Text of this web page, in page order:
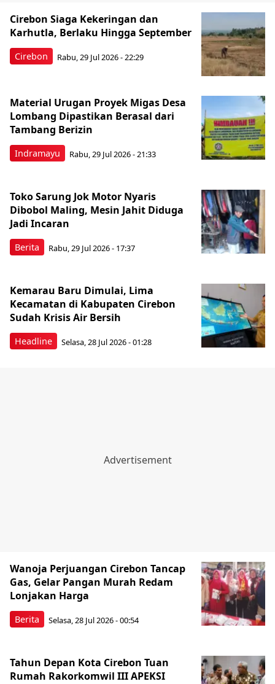
Cirebon
Cirebon Siaga Kekeringan dan
Karhutla, Berlaku Hingga September
Rabu, 29 Jul 2026 - 22:29
Indramayu
Material Urugan Proyek Migas Desa
Lombang Dipastikan Berasal dari
Tambang Berizin
Rabu, 29 Jul 2026 - 21:33
Berita
Toko Sarung Jok Motor Nyaris
Dibobol Maling, Mesin Jahit Diduga
Jadi Incaran
Rabu, 29 Jul 2026 - 17:37
Headline
Kemarau Baru Dimulai, Lima
Kecamatan di Kabupaten Cirebon
Sudah Krisis Air Bersih
Selasa, 28 Jul 2026 - 01:28
Berita
Wanoja Perjuangan Cirebon Tancap
Gas, Gelar Pangan Murah Redam
Lonjakan Harga
Selasa, 28 Jul 2026 - 00:54
Tahun Depan Kota Cirebon Tuan
Rumah Rakorkomwil III APEKSI